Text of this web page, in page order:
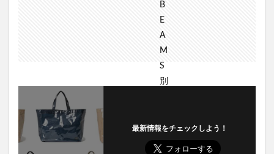
最新情報をチェックしよう！